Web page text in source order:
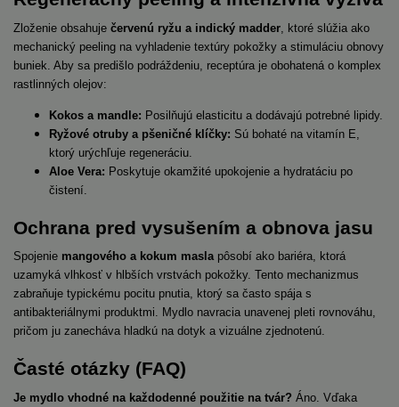
Zloženie obsahuje červenú ryžu a indický madder, ktoré slúžia ako
mechanický peeling na vyhladenie textúry pokožky a stimuláciu obnovy
buniek. Aby sa predišlo podráždeniu, receptúra je obohatená o komplex
rastlinných olejov:
Kokos a mandle: Posilňujú elasticitu a dodávajú potrebné lipidy.
Ryžové otruby a pšeničné klíčky: Sú bohaté na vitamín E,
ktorý urýchľuje regeneráciu.
Aloe Vera: Poskytuje okamžité upokojenie a hydratáciu po
čistení.
Ochrana pred vysušením a obnova jasu
Spojenie mangového a kokum maslapôsobí ako bariéra, ktorá
uzamyká vlhkosť v hlbších vrstvách pokožky. Tento mechanizmus
zabraňuje typickému pocitu pnutia, ktorý sa často spája s
antibakteriálnymi produktmi. Mydlo navracia unavenej pleti rovnováhu,
pričom ju zanecháva hladkú na dotyk a vizuálne zjednotenú.
Časté otázky (FAQ)
Je mydlo vhodné na každodenné použitie na tvár? Áno. Vďaka